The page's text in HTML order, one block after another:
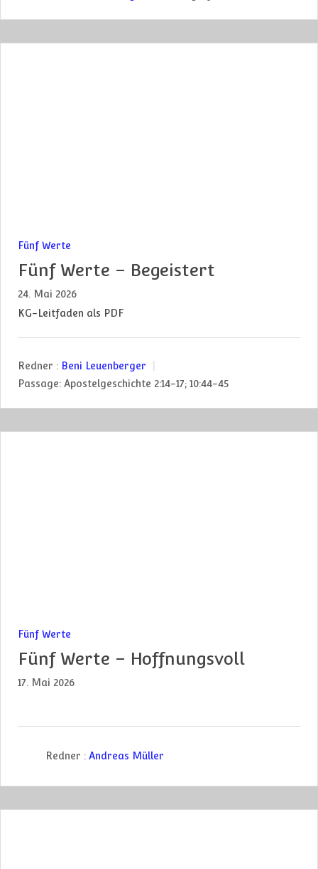
Fünf Werte
Fünf Werte – Begeistert
24. Mai 2026
KG-Leitfaden als PDF
Redner : Beni Leuenberger
Passage: Apostelgeschichte 2:14-17; 10:44-45
Fünf Werte
Fünf Werte – Hoffnungsvoll
17. Mai 2026
Redner : Andreas Müller